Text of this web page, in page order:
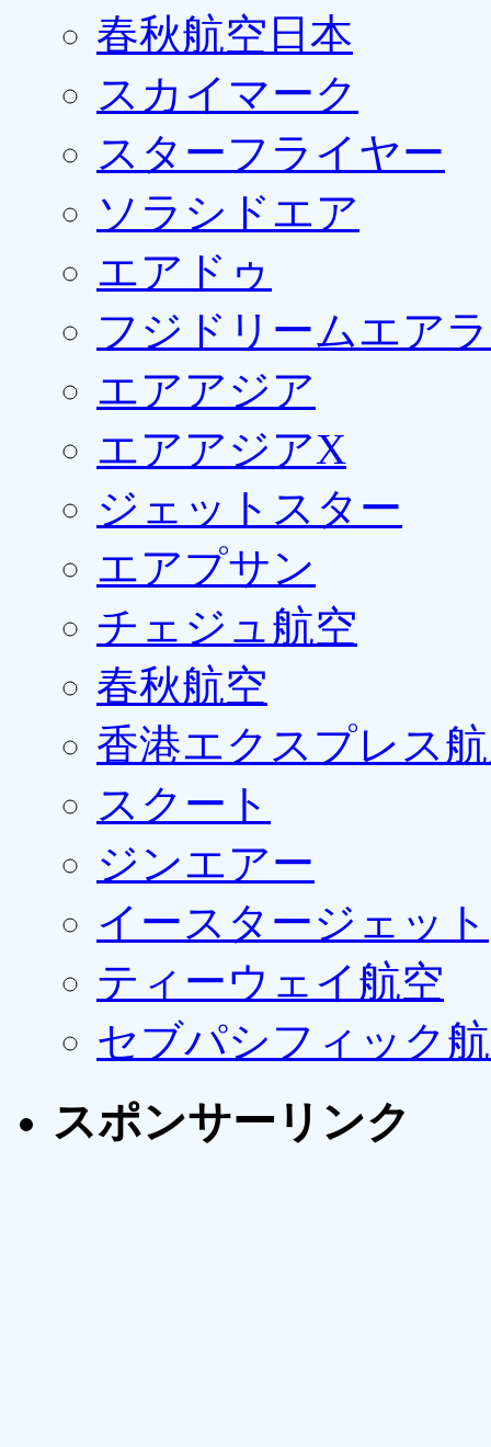
春秋航空日本
スカイマーク
スターフライヤー
ソラシドエア
エアドゥ
フジドリームエア
エアアジア
エアアジアX
ジェットスター
エアプサン
チェジュ航空
春秋航空
香港エクスプレス
スクート
ジンエアー
イースタージェット
ティーウェイ航空
セブパシフィック
スポンサーリンク